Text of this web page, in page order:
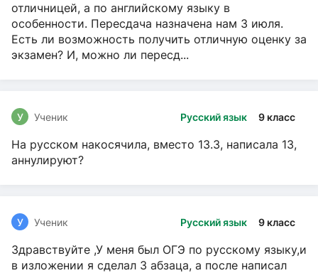
отличницей, а по английскому языку в
особенности. Пересдача назначена нам 3 июля.
Есть ли возможность получить отличную оценку за
экзамен? И, можно ли пересд...
Русский язык 9 класс
У Ученик
На русском накосячила, вместо 13.3, написала 13,
аннулируют?
Русский язык 9 класс
У Ученик
Здравствуйте ,У меня был ОГЭ по русскому языку,и
в изложении я сделал 3 абзаца, а после написал